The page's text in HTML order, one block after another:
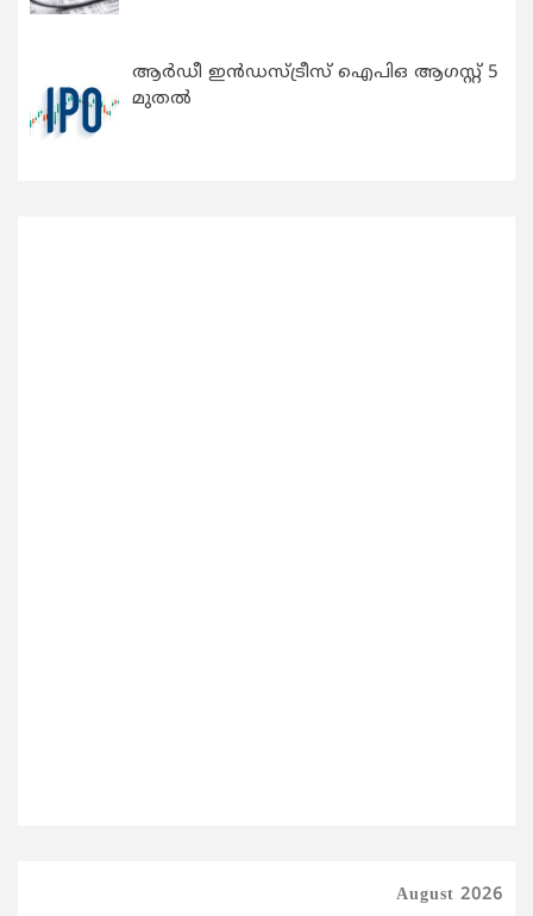
ആർഡീ ഇൻഡസ്ട്രീസ് ഐപിഒ ആഗസ്റ്റ് 5
മുതൽ
August 2026